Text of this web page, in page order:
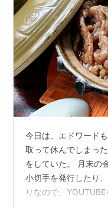
今日は、エドワード
取って休んでしまっ
をしていた。 月末の
小切手を発行したり
りなので、